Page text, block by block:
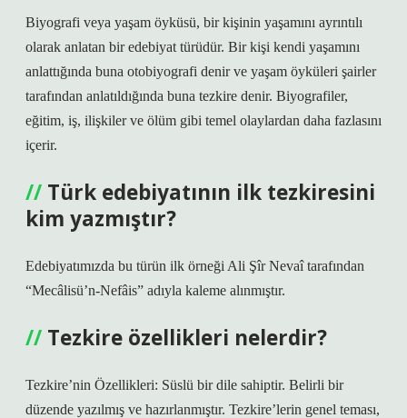
Biyografi veya yaşam öyküsü, bir kişinin yaşamını ayrıntılı
olarak anlatan bir edebiyat türüdür. Bir kişi kendi yaşamını
anlattığında buna otobiyografi denir ve yaşam öyküleri şairler
tarafından anlatıldığında buna tezkire denir. Biyografiler,
eğitim, iş, ilişkiler ve ölüm gibi temel olaylardan daha fazlasını
içerir.
Türk edebiyatının ilk tezkiresini
kim yazmıştır?
Edebiyatımızda bu türün ilk örneği Ali Şîr Nevaî tarafından
“Mecâlisü’n-Nefâis” adıyla kaleme alınmıştır.
Tezkire özellikleri nelerdir?
Tezkire’nin Özellikleri: Süslü bir dile sahiptir. Belirli bir
düzende yazılmış ve hazırlanmıştır. Tezkire’lerin genel teması,